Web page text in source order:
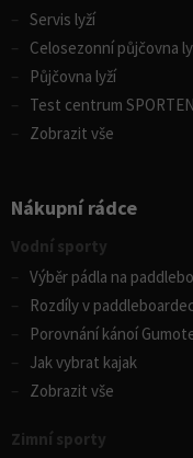
Servis lyží
Celosezonní půjčovna
Půjčovna lyží
Test centrum SPORTEN
Zobrazit vše
Nákupní rádce
Vodní sporty
Výběr pádla na
Rozdíly v
Porovnání kánoí
Jak vybrat kajak
Zobrazit vše
Zimní sporty